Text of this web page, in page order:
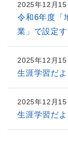
2025年12月15
令和6年度「
業」で設定
2025年12月15
生涯学習だ
2025年12月15
生涯学習だよ